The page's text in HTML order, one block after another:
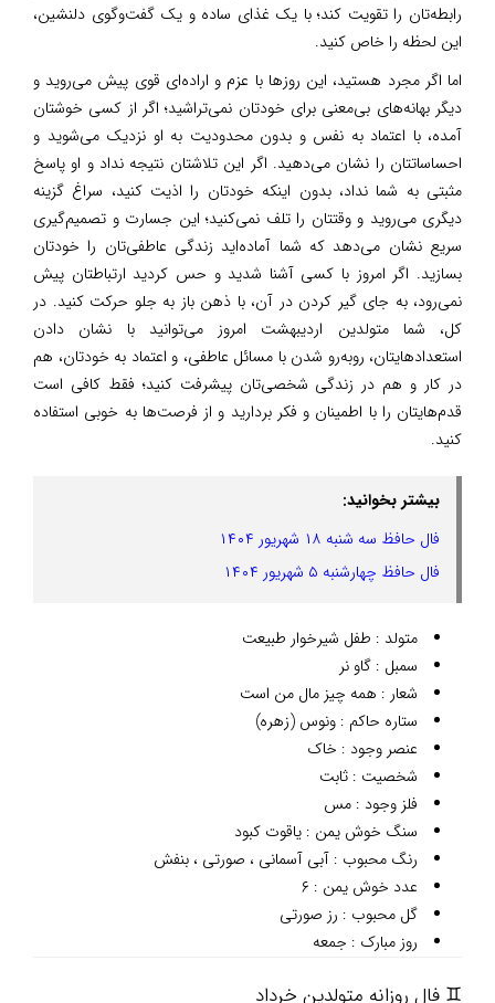
رابطه‌تان را تقویت کند؛ با یک غذای ساده و یک گفت‌وگوی دلنشین،
این لحظه را خاص کنید.
اما اگر مجرد هستید، این روزها با عزم و اراده‌ای قوی پیش می‌روید و
دیگر بهانه‌های بی‌معنی برای خودتان نمی‌تراشید؛ اگر از کسی خوشتان
آمده، با اعتماد به نفس و بدون محدودیت به او نزدیک می‌شوید و
احساساتتان را نشان می‌دهید. اگر این تلاشتان نتیجه نداد و او پاسخ
مثبتی به شما نداد، بدون اینکه خودتان را اذیت کنید، سراغ گزینه
دیگری می‌روید و وقتتان را تلف نمی‌کنید؛ این جسارت و تصمیم‌گیری
سریع نشان می‌دهد که شما آماده‌اید زندگی عاطفی‌تان را خودتان
بسازید. اگر امروز با کسی آشنا شدید و حس کردید ارتباطتان پیش
نمی‌رود، به جای گیر کردن در آن، با ذهن باز به جلو حرکت کنید. در
کل، شما متولدین اردیبهشت امروز می‌توانید با نشان دادن
استعدادهایتان، روبه‌رو شدن با مسائل عاطفی، و اعتماد به خودتان، هم
در کار و هم در زندگی شخصی‌تان پیشرفت کنید؛ فقط کافی است
قدم‌هایتان را با اطمینان و فکر بردارید و از فرصت‌ها به خوبی استفاده
کنید.
بیشتر بخوانید:
فال حافظ سه شنبه ۱۸ شهریور ۱۴۰۴
فال حافظ چهارشنبه ۵ شهریور ۱۴۰۴
متولد : طفل شیرخوار طبیعت
سمبل : گاو نر
شعار : همه چیز مال من است
ستاره حاکم : ونوس (زهره)
عنصر وجود : خاک
شخصیت : ثابت
فلز وجود : مس
سنگ خوش یمن : یاقوت کبود
رنگ محبوب : آبی آسمانی ، صورتی ، بنفش
عدد خوش یمن : ۶
گل محبوب : رز صورتی
روز مبارک : جمعه
♊ فال روزانه متولدین خرداد